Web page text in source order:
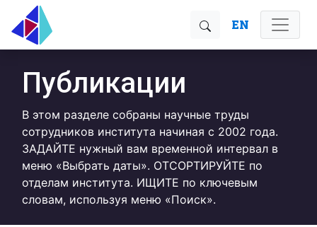
EN
Публикации
В этом разделе собраны научные труды
сотрудников института начиная с 2002 года.
ЗАДАЙТЕ нужный вам временной интервал в
меню «Выбрать даты». ОТСОРТИРУЙТЕ по
отделам института. ИЩИТЕ по ключевым
словам, используя меню «Поиск».